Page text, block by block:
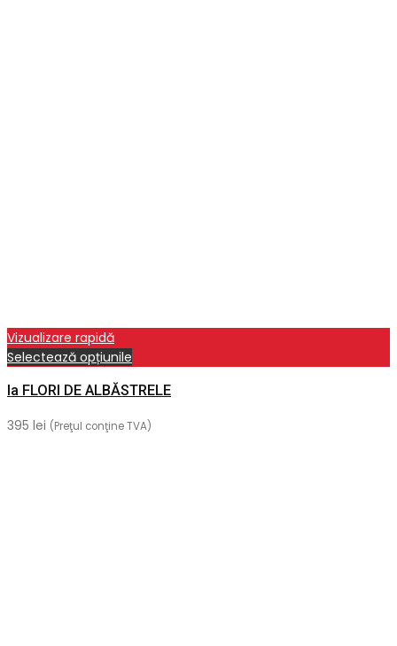
Vizualizare rapidă
Selectează opțiunile
are
mai
multe
Ia FLORI DE ALBĂSTRELE
395 lei (Preţul conţine TVA)